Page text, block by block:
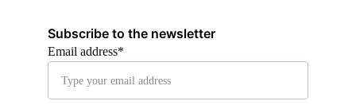
Email address*
Subscribe to the newsletter